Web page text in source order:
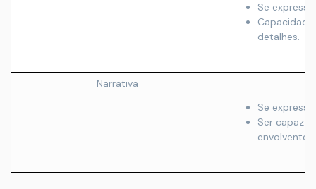
Se
detalhes.
Narrativa
Se
Ser capaz
envolvente.